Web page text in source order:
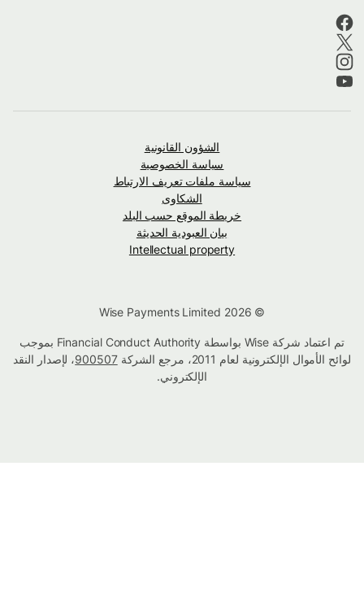
الشؤون القانونية
سياسة الخصوصية
سياسة ملفات تعريف الارتباط
الشكاوى
خريطة الموقع حسب البلد
بيان العبودية الحديثة
Intellectual property
تم اعتماد شركة Wise بواسطة Financial Conduct Authority بموجب
لوائح الأموال الإلكترونية لعام 2011، مرجع الشركة
900507، لإصدار النقد
الإلكتروني.